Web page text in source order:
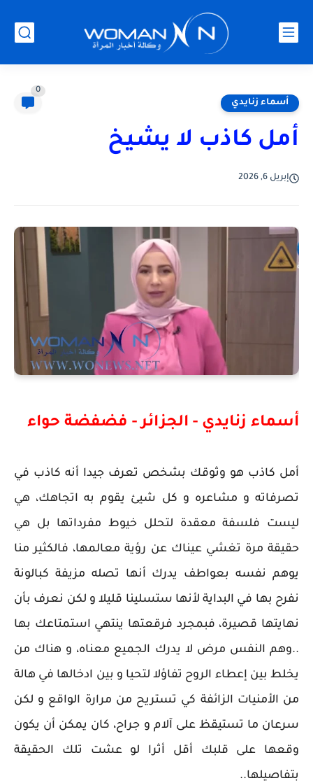
أسماء زنايدي
0
أمل كاذب لا يشيخ
إبريل 6, 2026
أسماء زنايدي - الجزائر - فضفضة حواء
أمل كاذب هو وثوقك بشخص تعرف جيدا أنه كاذب في
تصرفاته و مشاعره و كل شيئ يقوم به اتجاهك، هي
ليست فلسفة معقدة لتحلل خيوط مفرداتها بل هي
حقيقة مرة تغشي عيناك عن رؤية معالمها، فالكثير منا
يوهم نفسه بعواطف يدرك أنها تصله مزيفة كبالونة
نفرح بها في البداية لأنها ستسلينا قليلا و لكن نعرف بأن
نهايتها قصيرة، فبمجرد فرقعتها ينتهي استمتاعك بها
..وهم النفس مرض لا يدرك الجميع معناه، و هناك من
يخلط بين إعطاء الروح تفاؤلا لتحيا و بين ادخالها في هالة
من الأمنيات الزائفة كي تستريح من مرارة الواقع و لكن
سرعان ما تستيقظ على آلام و جراح، كان يمكن أن يكون
وقعها على قلبك أقل أثرا لو عشت تلك الحقيقة
بتفاصيلها..